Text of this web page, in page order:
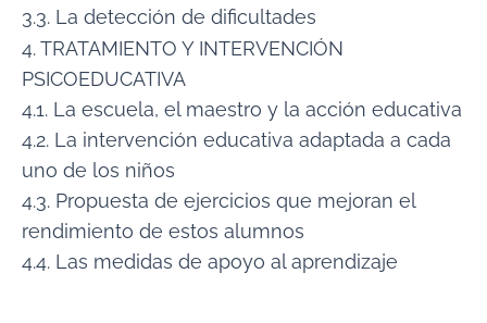
3.3. La detección de dificultades
4. TRATAMIENTO Y INTERVENCIÓN
PSICOEDUCATIVA
4.1. La escuela, el maestro y la acción educativa
4.2. La intervención educativa adaptada a cada
uno de los niños
4.3. Propuesta de ejercicios que mejoran el
rendimiento de estos alumnos
4.4. Las medidas de apoyo al aprendizaje